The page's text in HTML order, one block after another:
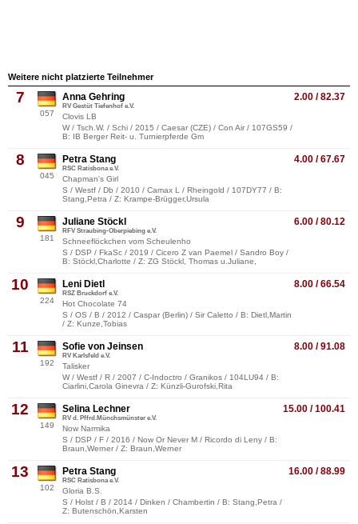
Weitere nicht platzierte Teilnehmer
7
057
2.00 / 82.37
Anna Gehring
RV Gestüt Tiefenhof e.V.
Clovis LB
W / Tsch.W. / Schi / 2015 / Caesar (CZE) / Con Air / 107GS59 /
B: IB Berger Reit- u. Turnierpferde Gm
8
045
4.00 / 67.67
Petra Stang
RSC Ratisbona e.V.
Chapman's Girl
S / Westf / Db / 2010 / Camax L / Rheingold / 107DY77 / B:
Stang,Petra / Z: Krampe-Brügger,Ursula
9
181
6.00 / 80.12
Juliane Stöckl
RFV Straubing-Oberpiebing e.V.
Schneeflöckchen vom Scheulenho
S / DSP / FkaSc / 2019 / Cicero Z van Paemel / Sandro Boy /
B: Stöckl,Charlotte / Z: ZG Stöckl, Thomas u.Juliane,
10
224
8.00 / 66.54
Leni Dietl
RSZ Bruckdorf e.V.
Hot Chocolate 74
S / OS / B / 2012 / Caspar (Berlin) / Sir Caletto / B: Dietl,Martin
/ Z: Kunze,Tobias
11
192
8.00 / 91.08
Sofie von Jeinsen
RV Karlsfeld e.V.
Talisker
W / Westf / R / 2007 / C-Indoctro / Granikos / 104LU94 / B:
Ciarlini,Carola Ginevra / Z: Künzli-Gurofski,Rita
12
149
15.00 / 100.41
Selina Lechner
RV d. Pffrd.Münchsmünster e.V.
Now Narmika
S / DSP / F / 2016 / Now Or Never M / Ricordo di Leny / B:
Braun,Werner / Z: Braun,Werner
13
102
16.00 / 88.99
Petra Stang
RSC Ratisbona e.V.
Gloria B.S.
S / Holst / B / 2014 / Dinken / Chambertin / B: Stang,Petra /
Z: Butenschön,Karsten